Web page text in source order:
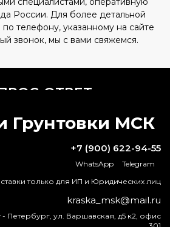
России. Для более детальной
телефону, указанному на сайте
звонок, мы с вами свяжемся.
ОТВЕТ
цинк простыми
цинковый грунт?
краска?
+7 (900) 622-94-55
WhatsApp
Telegram
только для ИП и Юридических лиц
kraska_msk@mail.ru
- Петербург, ул. Варшавская, д5 к2, офис